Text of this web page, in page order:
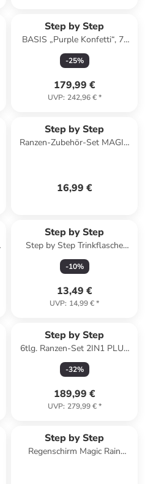
Step by Step
BASIS „Purple Konfetti“, 7-
teilig, lila in Purple Konfetti
-25%
179,99 €
UVP: 242,96 €*
Step by Step
Ranzen-Zubehör-Set MAGIC
16,99 €
Step by Step
Step by Step Trinkflasche
"Sweet Unicorn"
-10%
13,49 €
UVP: 14,99 €*
Step by Step
6tlg. Ranzen-Set 2IN1 PLUS
in Wild T-Rex Taro
-32%
189,99 €
UVP: 279,99 €*
Step by Step
Regenschirm Magic Rain